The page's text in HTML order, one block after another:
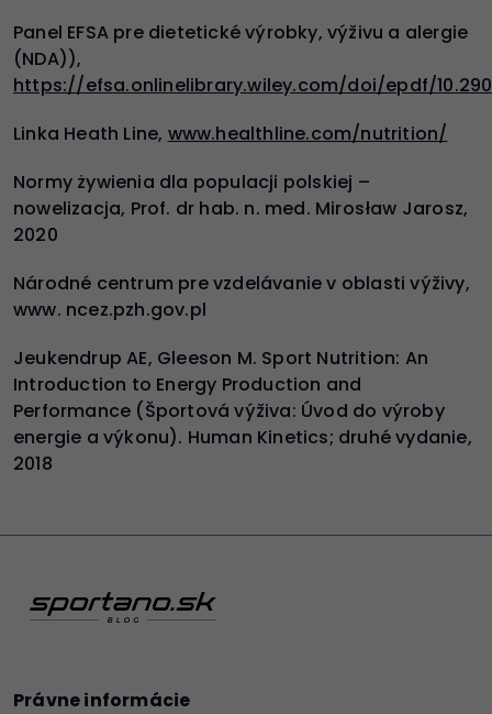
Panel EFSA pre dietetické výrobky, výživu a alergie
(NDA)),
https://efsa.onlinelibrary.wiley.com/doi/epdf/
Linka Heath Line, www.healthline.com/nutrition/
Normy żywienia dla populacji polskiej –
nowelizacja, Prof. dr hab. n. med. Mirosław Jarosz,
2020
Národné centrum pre vzdelávanie v oblasti výživy,
www. ncez.pzh.gov.pl
Jeukendrup AE, Gleeson M. Sport Nutrition: An
Introduction to Energy Production and
Performance (Športová výživa: Úvod do výroby
energie a výkonu). Human Kinetics; druhé vydanie,
2018
Právne informácie